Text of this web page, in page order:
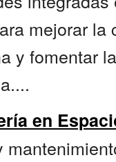
mejorar la
y fomentar
en